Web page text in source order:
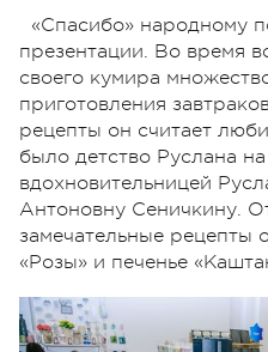
«Спасибо» народному
презентации. Во время
своего кумира
приготовления
рецепты он считает
было детство Руслана
вдохновительницей
Антоновну Сеничкину.
замечательные рецепты
«Розы» и печенье